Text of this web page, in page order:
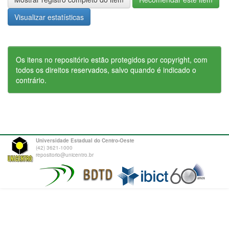
Visualizar estatísticas
Os itens no repositório estão protegidos por copyright, com
todos os direitos reservados, salvo quando é indicado o
contrário.
Universidade Estadual do Centro-Oeste
(42) 3621-1000
repositorio@unicentro.br